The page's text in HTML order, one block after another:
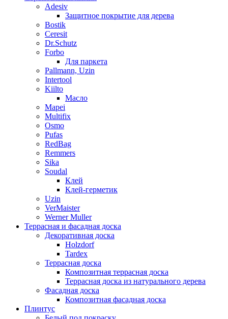
Adesiv
Защитное покрытие для дерева
Bostik
Ceresit
Dr.Schutz
Forbo
Для паркета
Pallmann, Uzin
Intertool
Kiilto
Масло
Mapei
Multifix
Osmo
Pufas
RedBag
Remmers
Sika
Soudal
Клей
Клей-герметик
Uzin
VerMaister
Werner Muller
Террасная и фасадная доска
Декоративная доска
Holzdorf
Tardex
Террасная доска
Композитная террасная доска
Террасная доска из натурального дерева
Фасадная доска
Композитная фасадная доска
Плинтус